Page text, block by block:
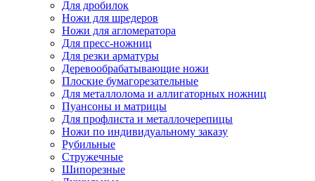
Для дробилок
Ножи для шредеров
Ножи для агломератора
Для пресс-ножниц
Для резки арматуры
Деревообрабатывающие ножи
Плоские бумагорезательные
Для металлолома и аллигаторных ножниц
Пуансоны и матрицы
Для профлиста и металлочерепицы
Ножи по индивидуальному заказу
Рубильные
Стружечные
Шипорезные